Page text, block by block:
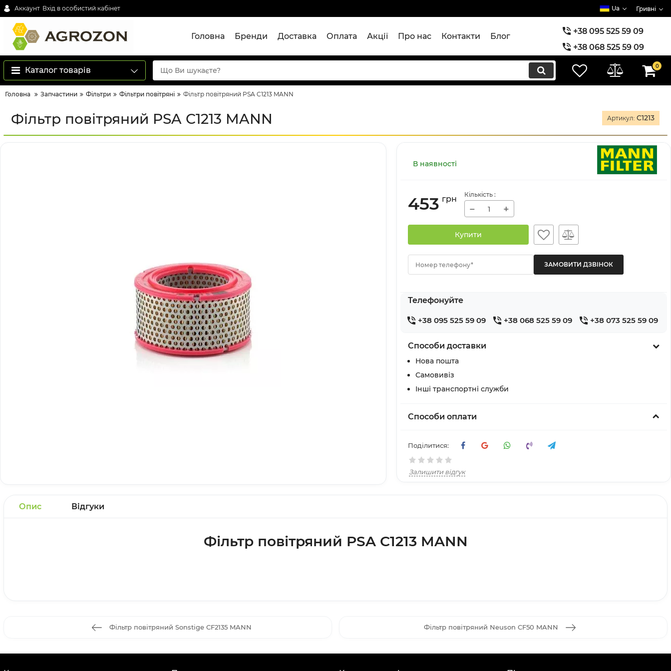
Аккаунт Вхід в особистий кабінет Ua Гривні
Головна Бренди Доставка Оплата Акції Про нас Контакти Блог
+38 095 525 59 09
+38 068 525 59 09
+38 073 525 59 09
Каталог товарів 0
Головна Запчастини Фільтри Фільтри повітряні Фільтр повітряний PSA C1213 MANN
Фільтр повітряний PSA C1213 MANN Артикул: C1213
В наявності
453 грн Кількість :
− +
Купити
Номер телефону*
Телефонуйте
+38 095 525 59 09 +38 068 525 59 09 +38 073 525 59 09
Способи доставки
Нова пошта
Самовивіз
Інші транспортні служби
Способи оплати
Поділитися:
Залишити відгук
Опис Відгуки
Фільтр повітряний PSA C1213 MANN
Фільтр повітряний Sonstige CF2135 MANN Фільтр повітряний Neuson CF50 MANN